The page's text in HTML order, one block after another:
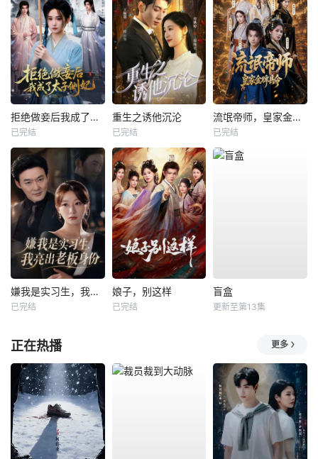
拒绝做妾后我成了太子侧妃
已完结
重生之诱他沉沦
已完结
流氓帝师，皇家金牌县令
已完结
嫌我是实习生，我亮出老板身份
已完结
娘子，别这样
已完结
盲盒
更新至第13集
正在热播 更多